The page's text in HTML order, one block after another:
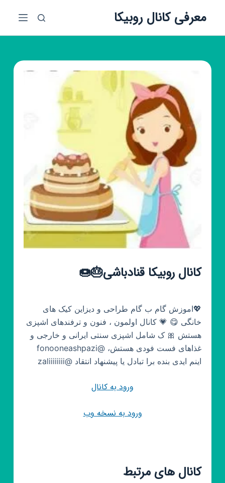
ش
معرفی کانال روبیکا
کانال روبیکا قنادباشی🎂🍩
💖اموزش گام ب گام طراحی و دیزاین کیک های
خانگی 😋 💗 کانال اولمون ، فنون و ترفندهای اشپزی
هستش 🎀 ک شامل اشپزی سنتی ایرانی و خارجی و
غذاهای فست فودی هستش، @fonooneashpazi
اینم ایدی بنده برا تبادل یا پیشنهاد انتقاد @zaliiiiiiii
ورود به کانال
ورود به نسخه وب
کانال های مرتبط